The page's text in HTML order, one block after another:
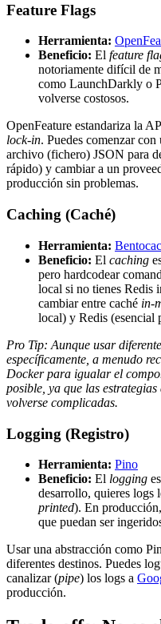
Feature Flags
Herramienta:
Beneficio: El feature
notoriamente difícil de
como LaunchDarkly o
volverse costosos.
OpenFeature estandariza la
lock-in. Puedes comenzar
archivo (fichero) JSON para
rápido) y cambiar a un
producción sin problemas.
Caching (Caché)
Herramienta:
Beneficio: El caching
pero hardcodear
local si no tienes Redis
cambiar entre caché in-
local) y Redis (esencial
Pro Tip: Aunque usar
específicamente, a menudo
Docker para igualar el
posible, ya que las
volverse complicadas.
Logging (Registro)
Herramienta: Pino
Beneficio: El logging
desarrollo, quieres logs
printed). En
que puedan ser
Usar una abstracción como
diferentes destinos. Puedes
canalizar (pipe) los logs a
producción.